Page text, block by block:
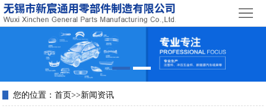
首
您的位置：首页>>新闻资讯